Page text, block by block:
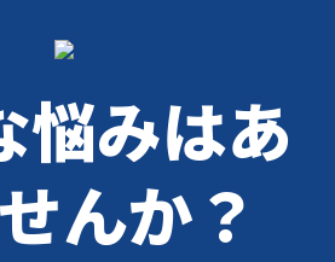
悩みはあ
んか？